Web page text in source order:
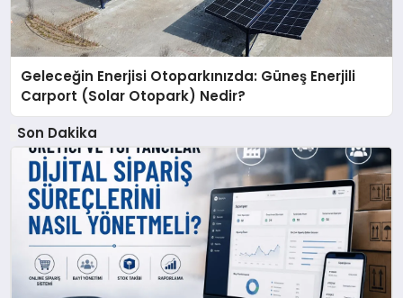
Geleceğin Enerjisi Otoparkınızda: Güneş Enerjili
Carport (Solar Otopark) Nedir?
Son Dakika